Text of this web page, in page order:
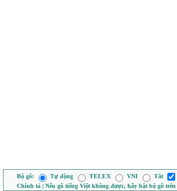
Bộ gõ: Tự động TELEX VNI Tắt
Chính tả | Nếu gõ tiếng Việt không được, hãy bật bộ gõ trên